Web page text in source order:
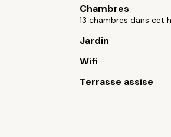
Chambres
13 chambres dans cet
Jardin
Wifi
Terrasse assise